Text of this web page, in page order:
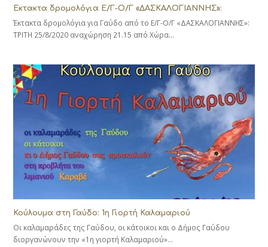
Έκτακτα δρομολόγια Ε/Γ-Ο/Γ «ΔΑΣΚΑΛΟΓΙΑΝΝΗΣ»:
Έκτακτα δρομολόγια για Γαύδο από το Ε/Γ-Ο/Γ «ΔΑΣΚΑΛΟΓΙΑΝΝΗΣ»:
ΤΡΙΤΗ 25/8/2020 αναχώρηση 21.15 από Χώρα…
Κούλουμα στη Γαύδο: 1η Γιορτή Καλαμαριού
Οι καλαμαράδες της Γαύδου, οι κάτοικοι και ο Δήμος Γαύδου
διοργανώνουν την «1η γιορτή Καλαμαριού»…